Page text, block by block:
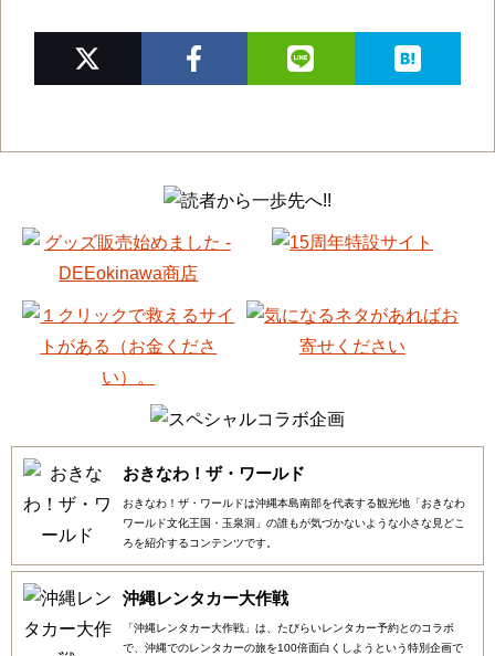
おきなわ！ザ・ワールド
おきなわ！ザ・ワールドは沖縄本島南部を代表する観光地「おきなわ
ワールド文化王国・玉泉洞」の誰もが気づかないような小さな見どこ
ろを紹介するコンテンツです。
沖縄レンタカー大作戦
「沖縄レンタカー大作戦」は、たびらいレンタカー予約とのコラボ
で、沖縄でのレンタカーの旅を100倍面白くしようという特別企画で